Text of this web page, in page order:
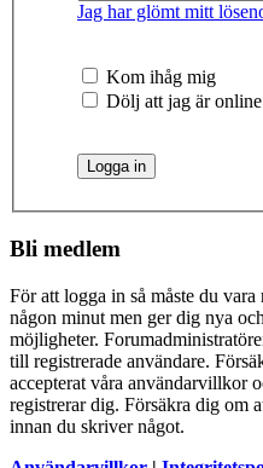
Jag har glömt mitt
Kom ihåg mig
Dölj att jag är online
Bli medlem
För att logga in så måste du
någon minut men ger dig nya
möjligheter.
till registrerade användare.
accepterat våra användarvillkor
registrerar dig. Försäkra dig om
innan du skriver något.